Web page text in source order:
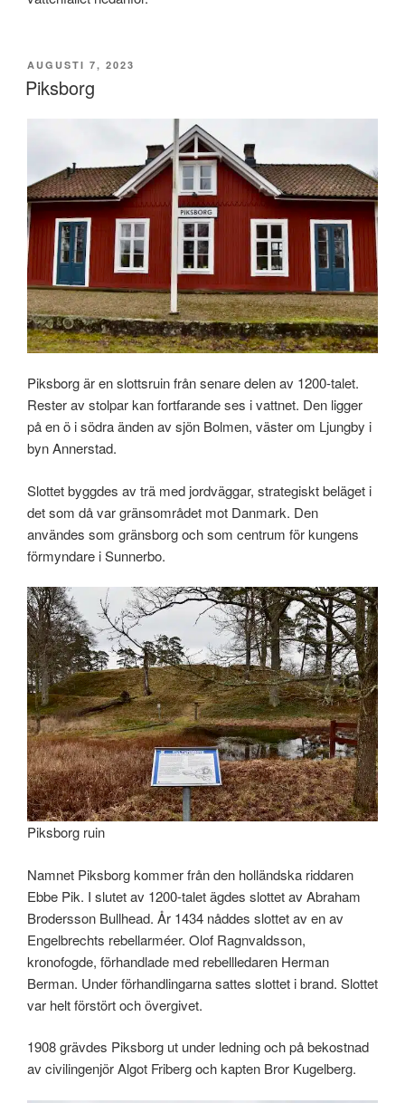
PUBLICERAT
AUGUSTI 7, 2023
Piksborg
Piksborg är en slottsruin från senare delen av 1200-talet.
Rester av stolpar kan fortfarande ses i vattnet. Den ligger
på en ö i södra änden av sjön Bolmen, väster om Ljungby i
byn Annerstad.
Slottet byggdes av trä med jordväggar, strategiskt beläget i
det som då var gränsområdet mot Danmark. Den
användes som gränsborg och som centrum för kungens
förmyndare i Sunnerbo.
Piksborg ruin
Namnet Piksborg kommer från den holländska riddaren
Ebbe Pik. I slutet av 1200-talet ägdes slottet av Abraham
Brodersson Bullhead. År 1434 nåddes slottet av en av
Engelbrechts rebellarméer. Olof Ragnvaldsson,
kronofogde, förhandlade med rebellledaren Herman
Berman. Under förhandlingarna sattes slottet i brand. Slottet
var helt förstört och övergivet.
1908 grävdes Piksborg ut under ledning och på bekostnad
av civilingenjör Algot Friberg och kapten Bror Kugelberg.